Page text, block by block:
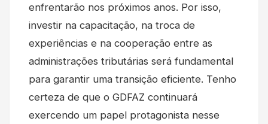
enfrentarão nos próximos anos. Por isso,
investir na capacitação, na troca de
experiências e na cooperação entre as
administrações tributárias será fundamental
para garantir uma transição eficiente. Tenho
certeza de que o GDFAZ continuará
exercendo um papel protagonista nesse